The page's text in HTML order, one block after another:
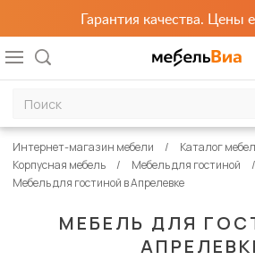
Гарантия качества. Цены
МЕБЕЛЬ ДЛЯ
Интернет-магазин мебели
Каталог
Корпусная мебель
Мебель для гостиной
Мебель для гостиной в Апрелевке